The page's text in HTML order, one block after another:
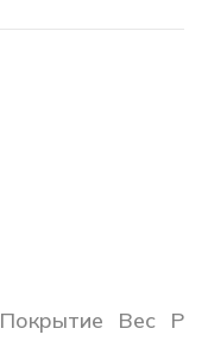
Покрытие Вес